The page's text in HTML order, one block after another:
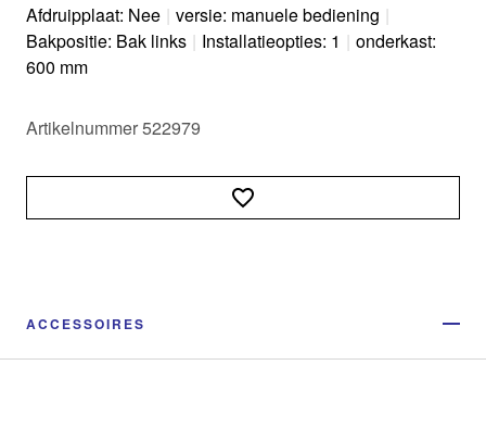
Afdruipplaat: Nee | versie: manuele bediening |
Bakpositie: Bak links | Installatieopties: 1 | onderkast:
600 mm
Artikelnummer 522979
ACCESSOIRES